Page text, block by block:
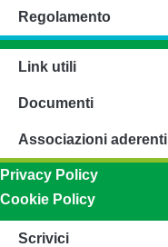
Regolamento
Link utili
Documenti
Associazioni aderenti
Privacy Policy
Cookie Policy
Scrivici